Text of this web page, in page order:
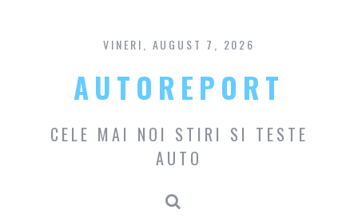
content
VINERI, AUGUST 7, 2026
AUTOREPORT
CELE MAI NOI STIRI SI TESTE
AUTO